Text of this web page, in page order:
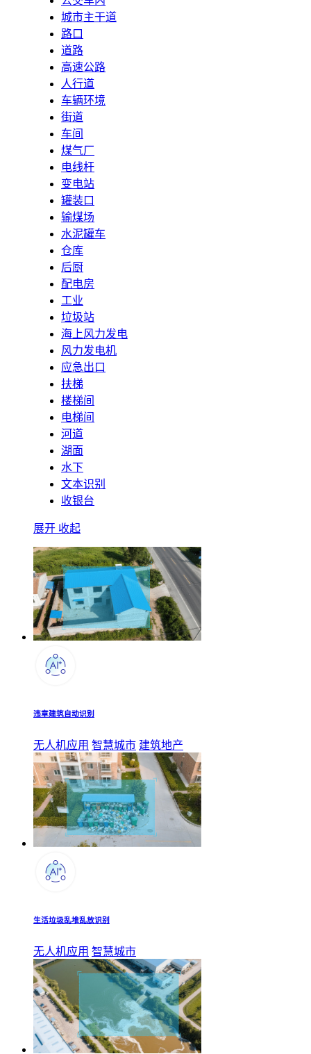
城市主干道
路口
道路
高速公路
人行道
车辆环境
街道
车间
煤气厂
电线杆
变电站
罐装口
输煤场
水泥罐车
仓库
后厨
配电房
工业
垃圾站
海上风力发电
风力发电机
应急出口
扶梯
楼梯间
电梯间
河道
湖面
水下
文本识别
收银台
展开 收起
违章建筑自动识别
无人机应用 智慧城市 建筑地产
生活垃圾乱堆乱放识别
无人机应用 智慧城市